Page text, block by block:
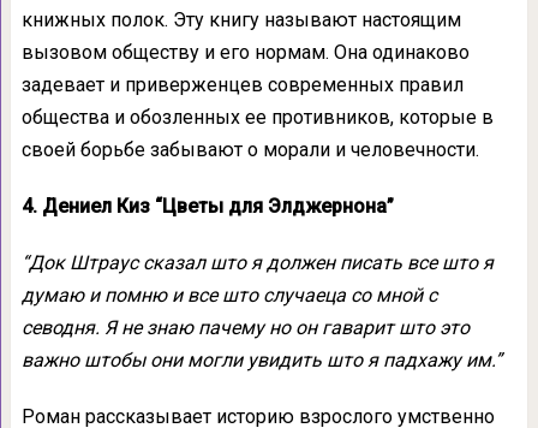
книжных полок. Эту книгу называют настоящим
вызовом обществу и его нормам. Она одинаково
задевает и приверженцев современных правил
общества и обозленных ее противников, которые в
своей борьбе забывают о морали и человечности.
4. Дениел Киз “Цветы для Элджернона”
“Док Штраус сказал што я должен писать все што я
думаю и помню и все што случаеца со мной с
севодня. Я не знаю пачему но он гаварит што это
важно штобы они могли увидить што я падхажу им.”
Роман рассказывает историю взрослого умственно